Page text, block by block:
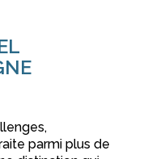
parmi plus de